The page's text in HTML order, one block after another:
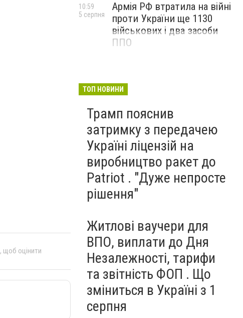
, щоб оцінити
Армія РФ втратила на війні
проти України ще 1130
військових і два засоби
ППО
10:59
5 серпня
ТОП НОВИНИ
Трамп пояснив
затримку з передачею
Україні ліцензій на
виробництво ракет до
Patriot . "Дуже непросте
рішення"
Житлові ваучери для
ВПО, виплати до Дня
Незалежності, тарифи
та звітність ФОП . Що
зміниться в Україні з 1
серпня